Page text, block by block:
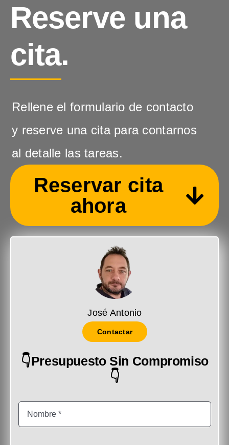
Reserve una
cita.
Rellene el formulario de contacto
y reserve una cita para contarnos
al detalle las tareas.
Reservar cita
ahora
José Antonio
Contactar
👇Presupuesto Sin Compromiso
👇